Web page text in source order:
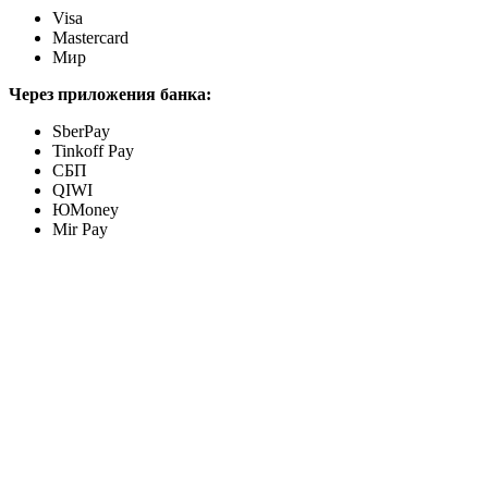
Visa
Mastercard
Мир
Через приложения банка:
SberPay
Tinkoff Pay
СБП
QIWI
ЮMoney
Mir Pay